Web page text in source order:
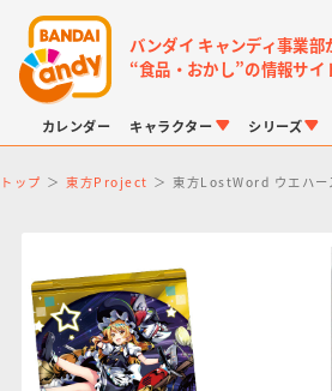
バンダイ キャンディ事業部
“食品・おかし”の情報サイ
カレンダー キャラクター
LINK TRAVELERS
シリーズ
チョコボックス
トップ 東方Project 東方LostWord ウエハー